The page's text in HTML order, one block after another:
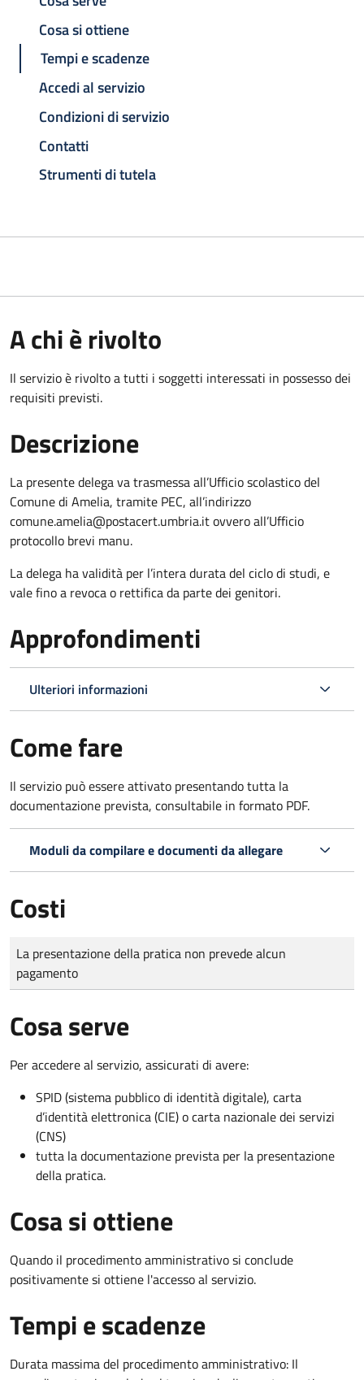
Cosa si ottiene
Tempi e scadenze
Accedi al servizio
Condizioni di servizio
Contatti
Strumenti di tutela
A chi è rivolto
Il servizio è rivolto a tutti i soggetti interessati in possesso dei
requisiti previsti.
Descrizione
La presente delega va trasmessa all’Ufficio scolastico del
Comune di Amelia, tramite PEC, all’indirizzo
comune.amelia@postacert.umbria.it ovvero all’Ufficio
protocollo brevi manu.
La delega ha validità per l’intera durata del ciclo di studi, e
vale fino a revoca o rettifica da parte dei genitori.
Approfondimenti
Ulteriori informazioni
Come fare
Il servizio può essere attivato presentando tutta la
documentazione prevista, consultabile in formato PDF.
Moduli da compilare e documenti da allegare
Costi
Tipo di pagamento
Importo
La presentazione della pratica non prevede alcun
pagamento
Cosa serve
Per accedere al servizio, assicurati di avere:
SPID (sistema pubblico di identità digitale), carta
d’identità elettronica (CIE) o carta nazionale dei servizi
(CNS)
tutta la documentazione prevista per la presentazione
della pratica.
Cosa si ottiene
Quando il procedimento amministrativo si conclude
positivamente si ottiene l'accesso al servizio.
Tempi e scadenze
Durata massima del procedimento amministrativo: Il